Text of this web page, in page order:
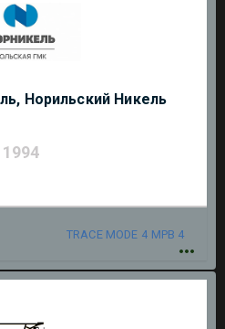
Норильский Никель
1994
TRACE MODE 4 МРВ 4